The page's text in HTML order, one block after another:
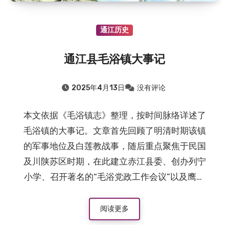
通江历史
通江县毛浴镇大事记
2025年4月13日 没有评论
本文依据《毛浴镇志》整理，按时间脉络详述了
毛浴镇的大事记。文章首先回顾了明清时期该镇
的军事地位及白莲教战事，随后重点聚焦于民国
及川陕苏区时期，在此建立赤江县委、创办列宁
小学、召开著名的“毛浴党政工作会议”以及鹰龙
与建制变迁。
阅读更多